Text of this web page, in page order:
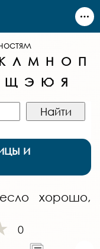
Л М Н О П
Щ Э Ю Я
и
хорошо,
0